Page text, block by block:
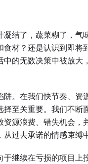
结了，蔬菜糊了，气
材？还是认识到即将
的无数决策中被放大
。在我们快节奏、资
至关重要。我们不断
源浪费、错失机会，
过去承诺的情感束缚
继续在亏损的项目上